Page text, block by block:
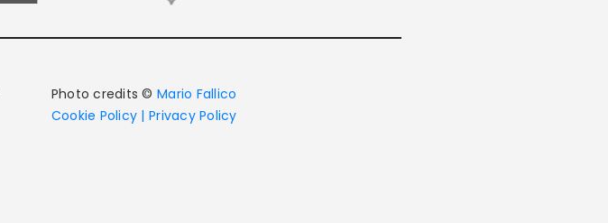
Photo credits © Mario Fallico
Cookie Policy |Privacy Policy